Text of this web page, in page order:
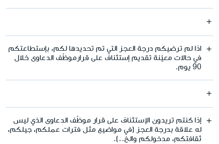
اذا لم ترضيكم درجة العجز التي تم تحديدها لكم، بإستطاعتكم
في حالات معيّنة تقديم إستئناف على قرارموظّف الدعاوى خلال
90 يوم.
إذا كنتم تريدون الإستئناف على قرار موظّف الدعاوى الذي ليس
له علاقة بدرجة العجز (في مواضيع مثل فترات عملكم، جيلكم،
ثقافتكم، مدخولكم والخ..).